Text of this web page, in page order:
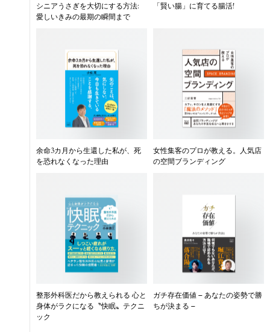
シニアうさぎを大切にする方法:
愛しいきみの最期の瞬間まで
「賢い腸」に育てる腸活!
余命3カ月から生還した私が、死
を恐れなくなった理由
女性集客のプロが教える。人気店
の空間ブランディング
整形外科医だから教えられる 心と
身体がラクになる〝快眠〟テクニ
ック
ガチ存在価値 – あなたの姿勢で勝
ちが決まる –